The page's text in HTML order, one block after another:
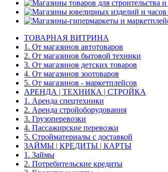
ТОВАРНАЯ ВИТРИНА
1. От магазинов автотоваров
2. От магазинов бытовой техники
3. От магазинов детских товаров
4. От магазинов зоотоваров
5. От магазинов - маркетплейсов
АРЕНДА | ТЕХНИКА | СТРОЙКА
1. Аренда спецтехники
2. Аренда стройоборудования
3. Грузоперевозки
4. Пассажирские перевозки
5. Стройматериалы с доставкой
ЗАЙМЫ | КРЕДИТЫ | КАРТЫ
1. Займы
2. Потребительские кредиты